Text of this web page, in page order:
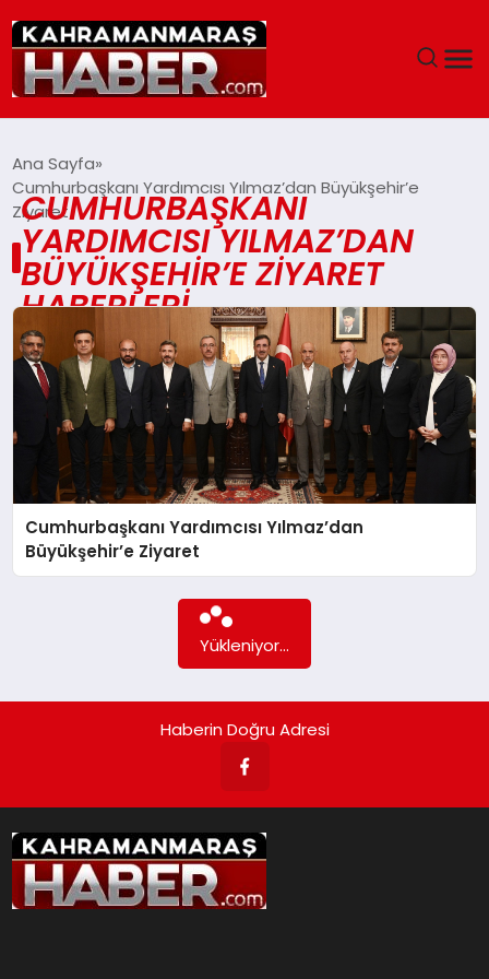
SIYASET
EĞITIM
SAĞLIK
GENEL
SPOR
İLÇE HABERLERI
Ana Sayfa
Cumhurbaşkanı Yardımcısı Yılmaz’dan Büyükşehir’e
Ziyaret
CUMHURBAŞKANI
YARDIMCISI YILMAZ’DAN
BÜYÜKŞEHIR’E ZIYARET
HABERLERI
Cumhurbaşkanı Yardımcısı Yılmaz’dan
Büyükşehir’e Ziyaret
Yükleniyor...
Haberin Doğru Adresi